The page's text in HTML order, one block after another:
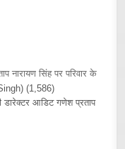
नारायण सिंह पर परिवार के
(1,586)
डारेक्टर आडिट गणेश प्रताप